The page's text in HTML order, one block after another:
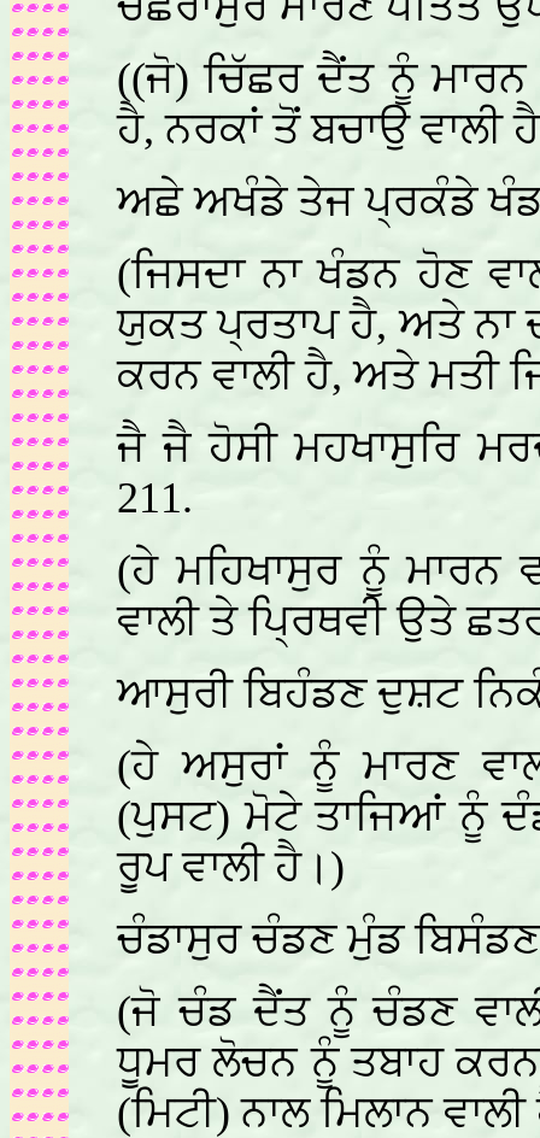
((ਜੋ) ਚਿੱਛਰ ਦੈਂਤ ਨੂੰ ਮਾਰਨ
ਹੈ, ਨਰਕਾਂ ਤੋਂ ਬਚਾਉ ਵਾਲੀ
ਅਛੇ ਅਖੰਡੇ ਤੇਜ ਪ੍ਰਕੰਡੇ
(ਜਿਸਦਾ ਨਾ ਖੰਡਨ ਹੋਣ
ਯੁਕਤ ਪ੍ਰਤਾਪ ਹੈ, ਅਤੇ ਨਾ
ਕਰਨ ਵਾਲੀ ਹੈ, ਅਤੇ ਮਤੀ
ਜੈ ਜੈ ਹੋਸੀ ਮਹਖਾਸੁਰਿ
211.
(ਹੇ ਮਹਿਖਾਸੁਰ ਨੂੰ ਮਾਰਨ
ਵਾਲੀ ਤੇ ਪ੍ਰਿਥਵੀ ਉਤੇ
ਆਸੁਰੀ ਬਿਹੰਡਣ ਦੁਸ਼ਟ
(ਹੇ ਅਸੁਰਾਂ ਨੂੰ ਮਾਰਣ
(ਪੁਸਟ) ਮੋਟੇ ਤਾਜਿਆਂ ਨੂੰ
ਰੂਪ ਵਾਲੀ ਹੈ।)
ਚੰਡਾਸੁਰ ਚੰਡਣ ਮੁੰਡ
(ਜੋ ਚੰਡ ਦੈਂਤ ਨੂੰ ਚੰਡਣ
ਧੂਮਰ ਲੋਚਨ ਨੂੰ ਤਬਾਹ
(ਮਿਟੀ) ਨਾਲ ਮਿਲਾਨ